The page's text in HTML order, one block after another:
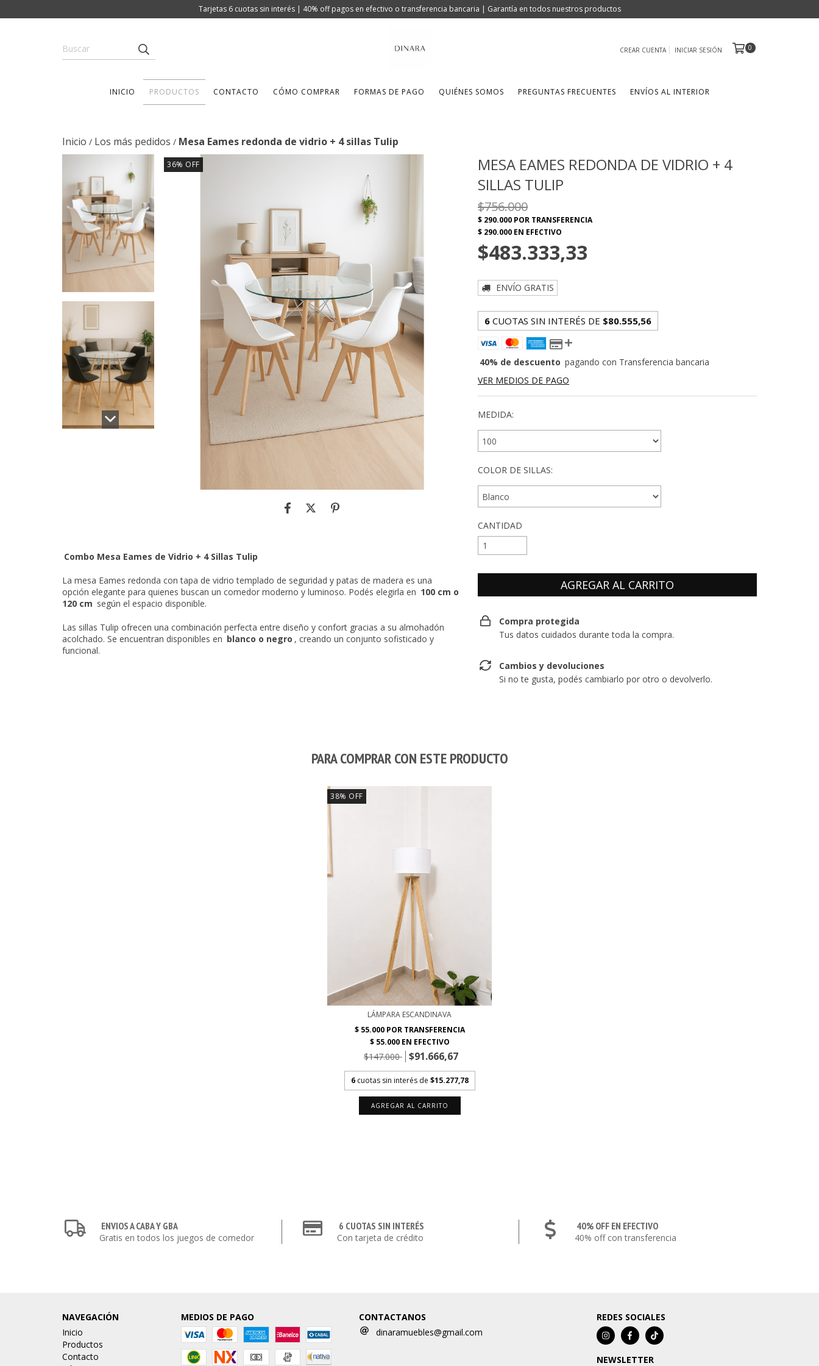
Tarjetas 6 cuotas sin interés | 40% off pagos en efectivo o transferencia bancaria | Garantía en todos nuestros productos
CREAR CUENTA INICIAR SESIÓN 0
INICIO PRODUCTOS CONTACTO CÓMO COMPRAR FORMAS DE PAGO QUIÉNES SOMOS PREGUNTAS FRECUENTES ENVÍOS AL INTERIOR
Inicio / Los más pedidos / Mesa Eames redonda de vidrio + 4 sillas Tulip
36% OFF
Combo Mesa Eames de Vidrio + 4 Sillas Tulip
La mesa Eames redonda con tapa de vidrio templado de seguridad y patas de madera es una
opción elegante para quienes buscan un comedor moderno y luminoso. Podés elegirla en 100 cm o
120 cm según el espacio disponible.
Las sillas Tulip ofrecen una combinación perfecta entre diseño y confort gracias a su almohadón
acolchado. Se encuentran disponibles en blanco o negro , creando un conjunto sofisticado y
funcional.
MESA EAMES REDONDA DE VIDRIO + 4
SILLAS TULIP
$756.000
$483.333,33
ENVÍO GRATIS
6 CUOTAS SIN INTERÉS DE $80.555,56
40% de descuento pagando con Transferencia bancaria
VER MEDIOS DE PAGO
MEDIDA:
COLOR DE SILLAS:
CANTIDAD
Compra protegida
Tus datos cuidados durante toda la compra.
Cambios y devoluciones
Si no te gusta, podés cambiarlo por otro o devolverlo.
PARA COMPRAR CON ESTE PRODUCTO
38% OFF
LÁMPARA ESCANDINAVA
$147.000 $91.666,67
6 cuotas sin interés de $15.277,78
ENVIOS A CABA Y GBA
Gratis en todos los juegos de comedor
6 CUOTAS SIN INTERÉS
Con tarjeta de crédito
40% OFF EN EFECTIVO
40% off con transferencia
NAVEGACIÓN
Inicio
Productos
Contacto
MEDIOS DE PAGO
CONTACTANOS
dinaramuebles@gmail.com
REDES SOCIALES
NEWSLETTER